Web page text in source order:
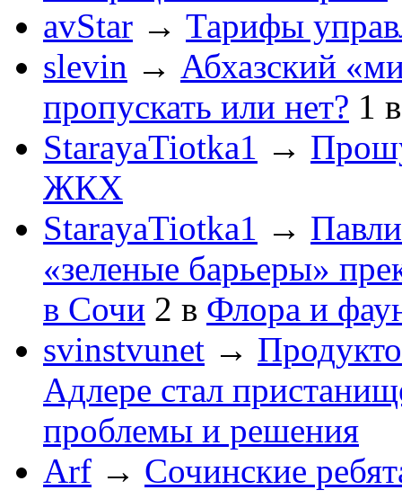
avStar → Тарифы
slevin → Абхазский
пропускать или нет? 1
StarayaTiotka1 →
ЖКХ
StarayaTiotka1 →
«зеленые барьеры»
в Сочи 2 в Флора и
svinstvunet →
Адлере стал
проблемы и решения
Arf → Сочинские